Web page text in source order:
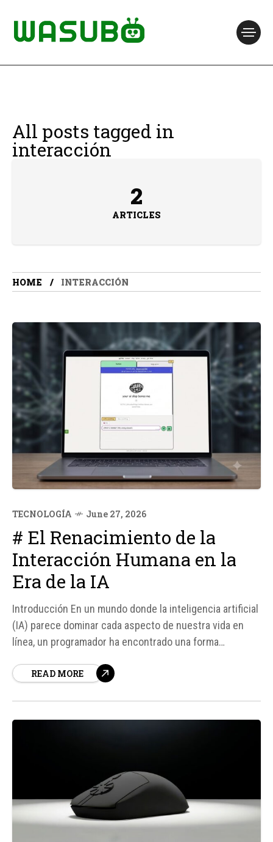
All posts tagged in
interacción
2
ARTICLES
HOME INTERACCIÓN
TECNOLOGÍA June 27, 2026
# El Renacimiento de la
Interacción Humana en la
Era de la IA
Introducción En un mundo donde la inteligencia artificial
(IA) parece dominar cada aspecto de nuestra vida en
línea, un programador ha encontrado una forma
creación de "Your AI Slop Bores Me", un chat donde
READ MORE